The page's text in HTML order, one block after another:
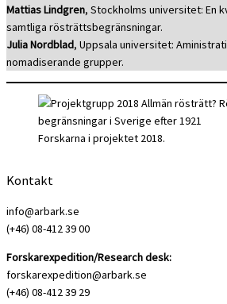
Mattias Lindgren, Stockholms universitet: En
samtliga rösträttsbegränsningar.
Julia Nordblad, Uppsala universitet:
nomadiserande grupper.
Forskarna i projektet 2018.
Kontakt
info@arbark.se
(+46) 08-412 39 00
Forskarexpedition/Research desk:
forskarexpedition@arbark.se
(+46) 08-412 39 29